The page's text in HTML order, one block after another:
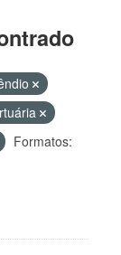
Formatos: